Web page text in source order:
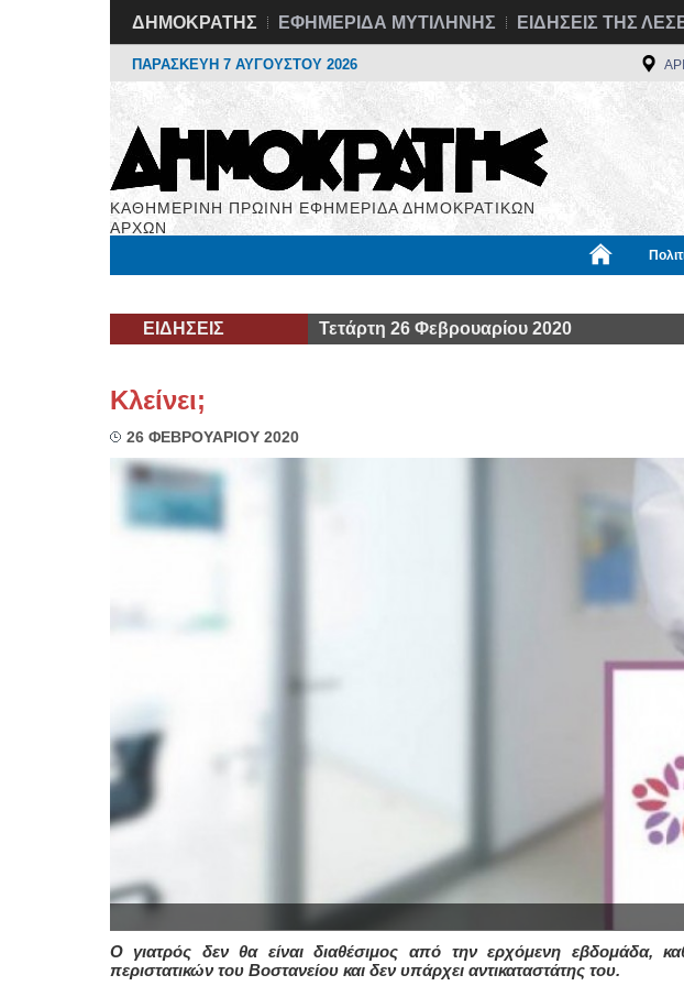
ΔΗΜΟΚΡΑΤΗΣ ΕΦΗΜΕΡΙΔΑ ΜΥΤΙΛΗΝΗΣ ΕΙΔΗΣΕΙΣ ΤΗΣ
ΠΑΡΑΣΚΕΥΗ 7 ΑΥΓΟΥΣΤΟΥ 2026
ΚΑΘΗΜΕΡΙΝΗ ΠΡΩΙΝΗ ΕΦΗΜΕΡΙΔΑ ΔΗΜΟΚΡΑΤΙΚΩΝ
ΑΡΧΩΝ
ΕΙΔΗΣΕΙΣ Τετάρτη 26 Φεβρουαρίου 2020
Κλείνει;
26 ΦΕΒΡΟΥΑΡΙΟΥ 2020
Ο γιατρός δεν θα είναι διαθέσιμος από την ερχόμενη εβδομάδα,
περιστατικών του Βοστανείου και δεν υπάρχει αντικαταστάτης του.